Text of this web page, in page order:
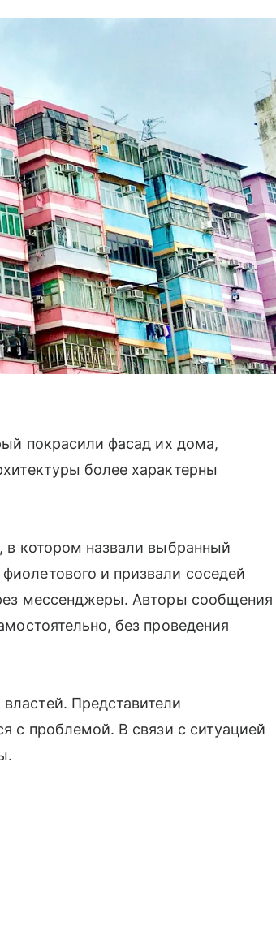
покрасили фасад их дома,
более характерны
в котором назвали выбранный
и призвали соседей
мессенджеры. Авторы сообщения
без проведения
Представители
с проблемой. В связи с ситуацией